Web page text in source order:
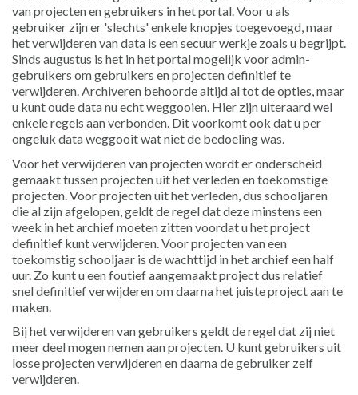
van projecten en gebruikers in het portal. Voor u als
gebruiker zijn er 'slechts' enkele knopjes toegevoegd, maar
het verwijderen van data is een secuur werkje zoals u begrijpt.
Sinds augustus is het in het portal mogelijk voor admin-
gebruikers om gebruikers en projecten definitief te
verwijderen. Archiveren behoorde altijd al tot de opties, maar
u kunt oude data nu echt weggooien. Hier zijn uiteraard wel
enkele regels aan verbonden. Dit voorkomt ook dat u per
ongeluk data weggooit wat niet de bedoeling was.
Voor het verwijderen van projecten wordt er onderscheid
gemaakt tussen projecten uit het verleden en toekomstige
projecten. Voor projecten uit het verleden, dus schooljaren
die al zijn afgelopen, geldt de regel dat deze minstens een
week in het archief moeten zitten voordat u het project
definitief kunt verwijderen. Voor projecten van een
toekomstig schooljaar is de wachttijd in het archief een half
uur. Zo kunt u een foutief aangemaakt project dus relatief
snel definitief verwijderen om daarna het juiste project aan te
maken.
Bij het verwijderen van gebruikers geldt de regel dat zij niet
meer deel mogen nemen aan projecten. U kunt gebruikers uit
losse projecten verwijderen en daarna de gebruiker zelf
verwijderen.